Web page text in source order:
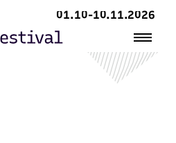
01.10-10.11.2026